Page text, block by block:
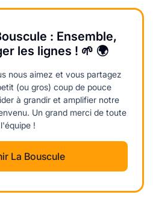
: Ensemble,
les lignes ! 🌱 🌍
nous aimez et vous partagez
(ou gros) coup de pouce
à grandir et amplifier notre
Un grand merci de toute
l'équipe !
La Bouscule